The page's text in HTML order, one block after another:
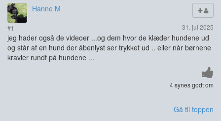
Hanne M
#1 31. jul 2025
jeg hader også de videoer ...og dem hvor de klæder hundene ud
og står af en hund der åbenlyst ser trykket ud .. eller når børnene
kravler rundt på hundene ...
4 synes godt om
Gå til toppen